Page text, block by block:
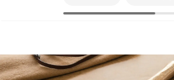
ア
イ